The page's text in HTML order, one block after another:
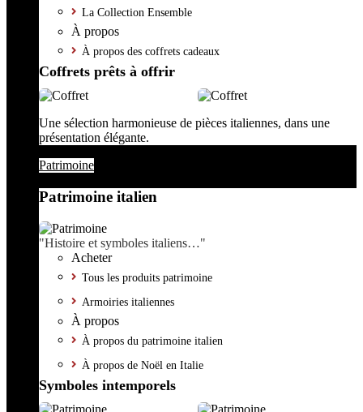
La Collection Ensemble
À propos
À propos des coffrets cadeaux
Coffrets prêts à offrir
Une sélection harmonieuse de pièces italiennes, dans une
présentation élégante.
Patrimoine
Patrimoine italien
"Histoire et symboles italiens…"
Acheter
Tous les produits patrimoine
Armoiries italiennes
À propos
À propos du patrimoine italien
À propos de Noël en Italie
Symboles intemporels